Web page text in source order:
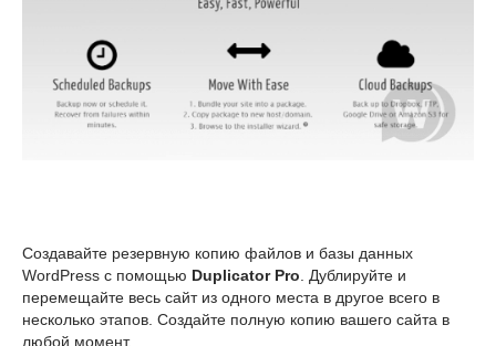
Создавайте резервную копию файлов и базы данных
WordPress с помощью Duplicator Pro. Дублируйте и
перемещайте весь сайт из одного места в другое всего в
несколько этапов. Создайте полную копию вашего сайта в
любой момент.